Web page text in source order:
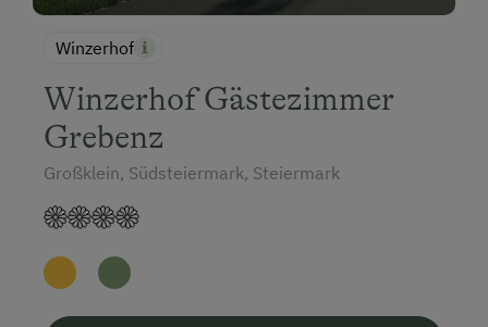
Winzerhof
Winzerhof Gästezimmer
Grebenz
Großklein, Südsteiermark, Steiermark